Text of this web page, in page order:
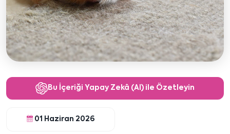
Bu İçeriği Yapay Zekâ (AI) ile Özetleyin
01 Haziran 2026